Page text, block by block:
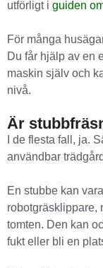
utförligt i guiden
För många
Du får hjälp av en
maskin själv och
nivå.
Är
I de flesta fall, ja.
användbar
En stubbe kan
robotgräsklippare,
tomten. Den kan
fukt eller bli en